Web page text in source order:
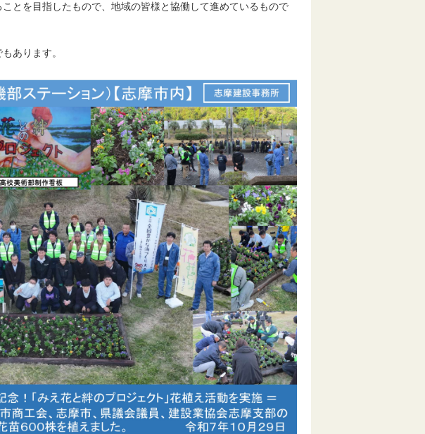
とを目指したもので、地域の皆様と協働して進めているもので
あります。